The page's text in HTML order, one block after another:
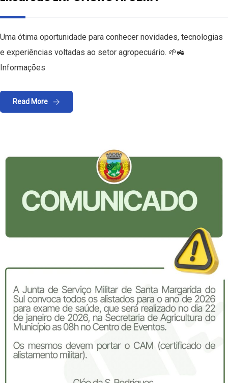
Uma ótima oportunidade para conhecer novidades, tecnologias
e experiências voltadas ao setor agropecuário. 🌱🚜
Informações
Read More